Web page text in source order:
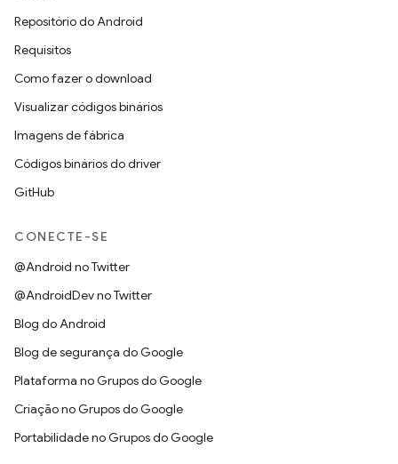
Repositório do Android
Requisitos
Como fazer o download
Visualizar códigos binários
Imagens de fábrica
Códigos binários do driver
GitHub
CONECTE-SE
@Android no Twitter
@AndroidDev no Twitter
Blog do Android
Blog de segurança do Google
Plataforma no Grupos do Google
Criação no Grupos do Google
Portabilidade no Grupos do Google